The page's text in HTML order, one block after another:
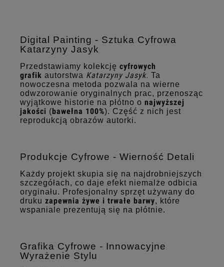
Digital Painting - Sztuka Cyfrowa
Katarzyny Jasyk
Przedstawiamy kolekcję cyfrowych
grafik autorstwa Katarzyny Jasyk. Ta
nowoczesna metoda pozwala na wierne
odwzorowanie oryginalnych prac, przenosząc
wyjątkowe historie na płótno o najwyższej
jakości (bawełna 100%). Część z nich jest
reprodukcją obrazów autorki.
Produkcje Cyfrowe - Wierność Detali
Każdy projekt skupia się na najdrobniejszych
szczegółach, co daje efekt niemalże odbicia
oryginału. Profesjonalny sprzęt używany do
druku zapewnia żywe i trwałe barwy, które
wspaniale prezentują się na płótnie.
Grafika Cyfrowe - Innowacyjne
Wyrażenie Stylu